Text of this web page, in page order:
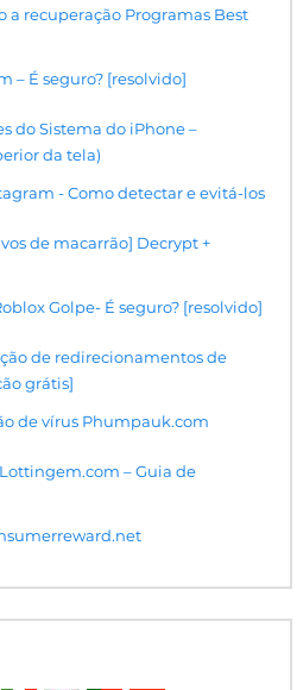
a recuperação Programas Best
– É seguro? [resolvido]
do Sistema do iPhone –
da tela)
- Como detectar e evitá-los
de macarrão] Decrypt +
Golpe- É seguro? [resolvido]
de redirecionamentos de
grátis]
de vírus Phumpauk.com
– Guia de